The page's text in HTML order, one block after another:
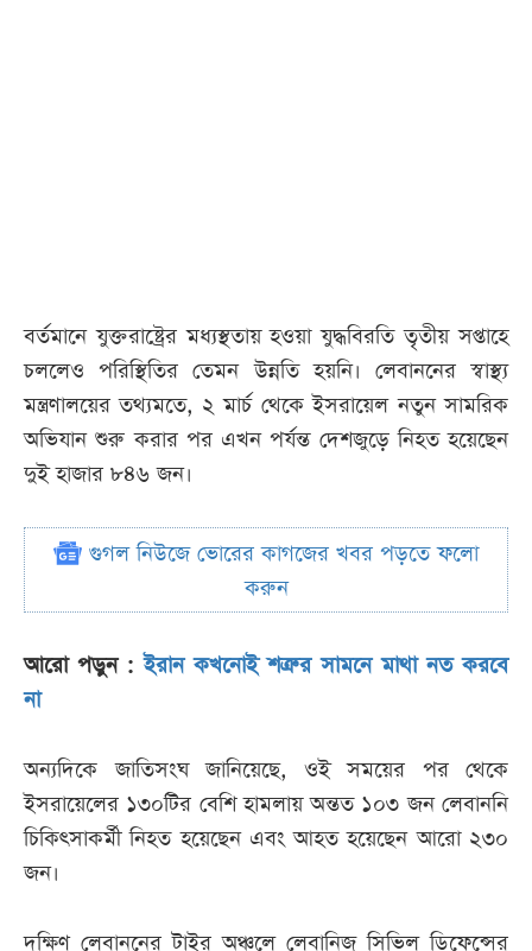
বর্তমানে যুক্তরাষ্ট্রের মধ্যস্থতায় হওয়া যুদ্ধবিরতি তৃতীয় সপ্তাহে
চললেও পরিস্থিতির তেমন উন্নতি হয়নি। লেবাননের স্বাস্থ্য
মন্ত্রণালয়ের তথ্যমতে, ২ মার্চ থেকে ইসরায়েল নতুন সামরিক
অভিযান শুরু করার পর এখন পর্যন্ত দেশজুড়ে নিহত হয়েছেন
দুই হাজার ৮৪৬ জন।
গুগল নিউজে ভোরের কাগজের খবর পড়তে ফলো
করুন
আরো পড়ুন :ইরান কখনোই শত্রুর সামনে মাথা নত করবে
না
অন্যদিকে জাতিসংঘ জানিয়েছে, ওই সময়ের পর থেকে
ইসরায়েলের ১৩০টির বেশি হামলায় অন্তত ১০৩ জন লেবাননি
চিকিৎসাকর্মী নিহত হয়েছেন এবং আহত হয়েছেন আরো ২৩০
জন।
দক্ষিণ লেবাননের টাইর অঞ্চলে লেবানিজ সিভিল ডিফেন্সের